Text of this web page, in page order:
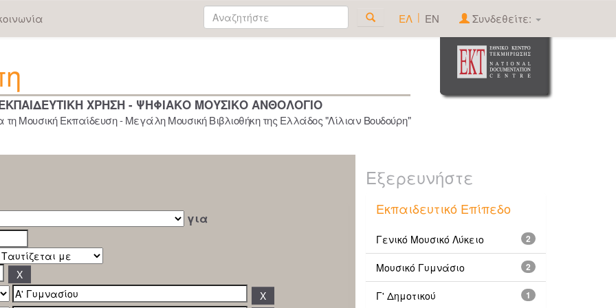
ΕΛ | EN Συνδεθείτε:
ΧΡΗΣΗ - ΨΗΦΙΑΚΟ ΜΟΥΣΙΚΟ ΑΝΘΟΛΟΓΙΟ
Μουσική Εκπαίδευση - Μεγάλη Μουσική Βιβλιοθήκη της Ελλάδος "Λίλιαν Βουδούρη"
για
Εξερευνήστε
Εκπαιδευτικό Επίπεδο
2
Γενικό Μουσικό Λύκειο
2
Μουσικό Γυμνάσιο
1
Γ' Δημοτικού